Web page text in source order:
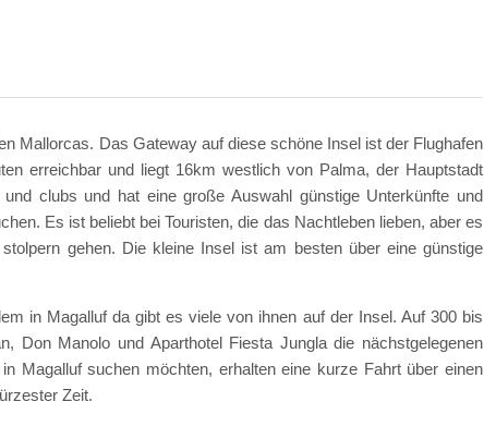
Mallorcas. Das Gateway auf diese schöne Insel ist der Flughafen
erreichbar und liegt 16km westlich von Palma, der Hauptstadt
clubs und hat eine große Auswahl günstige Unterkünfte und
Es ist beliebt bei Touristen, die das Nachtleben lieben, aber es
gehen. Die kleine Insel ist am besten über eine günstige
in Magalluf da gibt es viele von ihnen auf der Insel. Auf 300 bis
Don Manolo und Aparthotel Fiesta Jungla die nächstgelegenen
Magalluf suchen möchten, erhalten eine kurze Fahrt über einen
Zeit.